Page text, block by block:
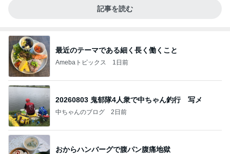
記事を読む
最近のテーマである細く長く働くこと
Amebaトピックス 1日前
20260803 鬼郁隊4人衆で中ちゃん釣行 写メ
中ちゃんのブログ 2日前
おからハンバーグで腹パン腹痛地獄